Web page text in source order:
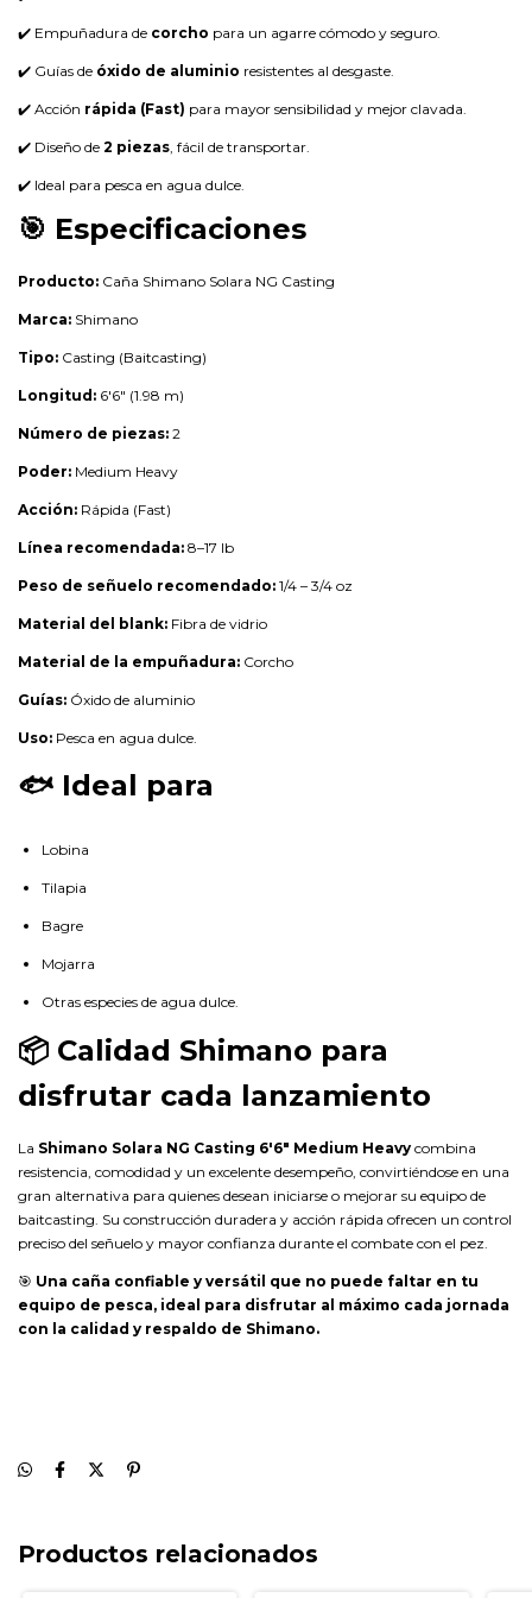
✔️ Empuñadura de corcho para un agarre cómodo y seguro.
✔️ Guías de óxido de aluminio resistentes al desgaste.
✔️ Acción rápida (Fast) para mayor sensibilidad y mejor clavada.
✔️ Diseño de 2 piezas , fácil de transportar.
✔️ Ideal para pesca en agua dulce.
🎯 Especificaciones
Producto: Caña Shimano Solara NG Casting
Marca: Shimano
Tipo: Casting (Baitcasting)
Longitud: 6'6" (1.98 m)
Número de piezas: 2
Poder: Medium Heavy
Acción: Rápida (Fast)
Línea recomendada: 8–17 lb
Peso de señuelo recomendado: 1/4 – 3/4 oz
Material del blank: Fibra de vidrio
Material de la empuñadura: Corcho
Guías: Óxido de aluminio
Uso: Pesca en agua dulce.
🐟 Ideal para
Lobina
Tilapia
Bagre
Mojarra
Otras especies de agua dulce.
📦 Calidad Shimano para
disfrutar cada lanzamiento
La Shimano Solara NG Casting 6'6" Medium Heavy combina
resistencia, comodidad y un excelente desempeño, convirtiéndose en una
gran alternativa para quienes desean iniciarse o mejorar su equipo de
baitcasting. Su construcción duradera y acción rápida ofrecen un control
preciso del señuelo y mayor confianza durante el combate con el pez.
🎯 Una caña confiable y versátil que no puede faltar en tu
equipo de pesca, ideal para disfrutar al máximo cada jornada
con la calidad y respaldo de Shimano.
Productos relacionados